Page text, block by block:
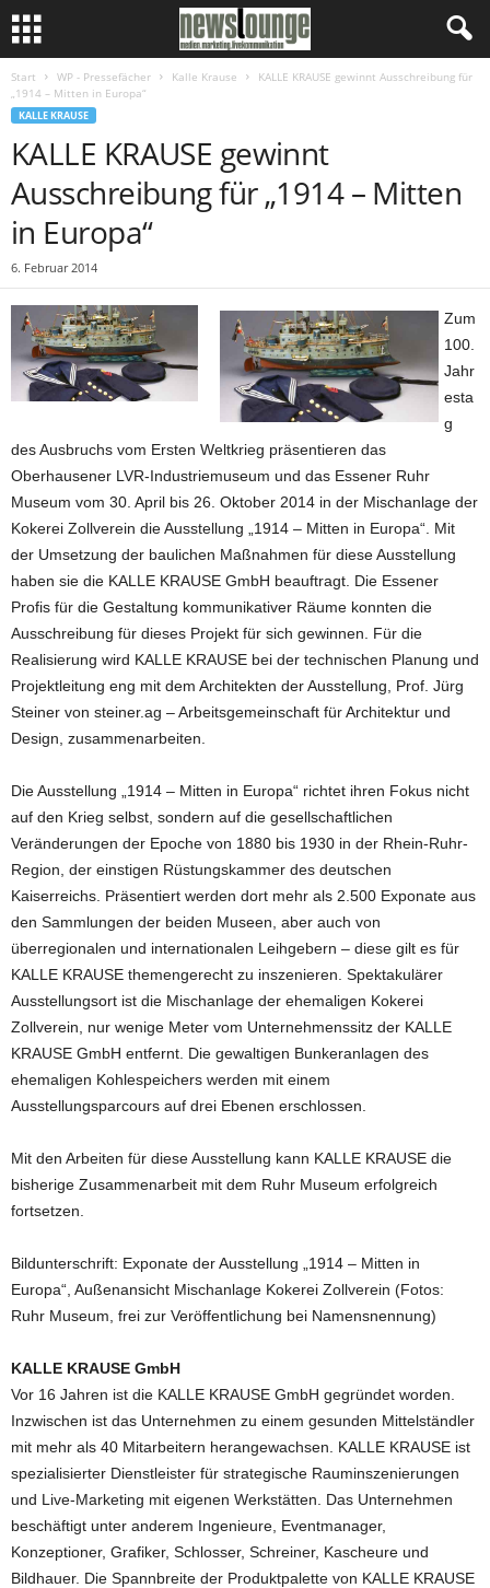
Start WP - Pressefächer Kalle Krause
KALLE KRAUSE gewinnt Ausschreibung für
„1914 – Mitten in Europa“
KALLE KRAUSE
KALLE KRAUSE gewinnt
Ausschreibung für „1914 – Mitten
in Europa“
6. Februar 2014
Zum
100.
Jahr
esta
g
des Ausbruchs vom Ersten Weltkrieg präsentieren das
Oberhausener LVR-Industriemuseum und das Essener Ruhr
Museum vom 30. April bis 26. Oktober 2014 in der Mischanlage der
Kokerei Zollverein die Ausstellung „1914 – Mitten in Europa“. Mit
der Umsetzung der baulichen Maßnahmen für diese Ausstellung
haben sie die KALLE KRAUSE GmbH beauftragt. Die Essener
Profis für die Gestaltung kommunikativer Räume konnten die
Ausschreibung für dieses Projekt für sich gewinnen. Für die
Realisierung wird KALLE KRAUSE bei der technischen Planung und
Projektleitung eng mit dem Architekten der Ausstellung, Prof. Jürg
Steiner von steiner.ag – Arbeitsgemeinschaft für Architektur und
Design, zusammenarbeiten.
Die Ausstellung „1914 – Mitten in Europa“ richtet ihren Fokus nicht
auf den Krieg selbst, sondern auf die gesellschaftlichen
Veränderungen der Epoche von 1880 bis 1930 in der Rhein-Ruhr-
Region, der einstigen Rüstungskammer des deutschen
Kaiserreichs. Präsentiert werden dort mehr als 2.500 Exponate aus
den Sammlungen der beiden Museen, aber auch von
überregionalen und internationalen Leihgebern – diese gilt es für
KALLE KRAUSE themengerecht zu inszenieren. Spektakulärer
Ausstellungsort ist die Mischanlage der ehemaligen Kokerei
Zollverein, nur wenige Meter vom Unternehmenssitz der KALLE
KRAUSE GmbH entfernt. Die gewaltigen Bunkeranlagen des
ehemaligen Kohlespeichers werden mit einem
Ausstellungsparcours auf drei Ebenen erschlossen.
Mit den Arbeiten für diese Ausstellung kann KALLE KRAUSE die
bisherige Zusammenarbeit mit dem Ruhr Museum erfolgreich
fortsetzen.
Bildunterschrift: Exponate der Ausstellung „1914 – Mitten in
Europa“, Außenansicht Mischanlage Kokerei Zollverein (Fotos:
Ruhr Museum, frei zur Veröffentlichung bei Namensnennung)
KALLE KRAUSE GmbH
Vor 16 Jahren ist die KALLE KRAUSE GmbH gegründet worden.
Inzwischen ist das Unternehmen zu einem gesunden Mittelständler
mit mehr als 40 Mitarbeitern herangewachsen. KALLE KRAUSE ist
spezialisierter Dienstleister für strategische Rauminszenierungen
und Live-Marketing mit eigenen Werkstätten. Das Unternehmen
beschäftigt unter anderem Ingenieure, Eventmanager,
Konzeptioner, Grafiker, Schlosser, Schreiner, Kascheure und
Bildhauer. Die Spannbreite der Produktpalette von KALLE KRAUSE